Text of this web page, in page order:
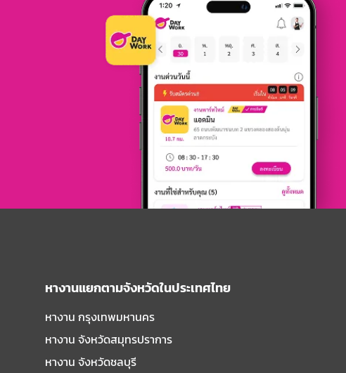
หางานแยกตามจังหวัดในประเทศไทย
หางาน กรุงเทพมหานคร
หางาน จังหวัดสมุทรปราการ
หางาน จังหวัดชลบุรี